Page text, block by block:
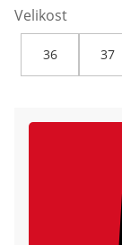
Velikost
36 37